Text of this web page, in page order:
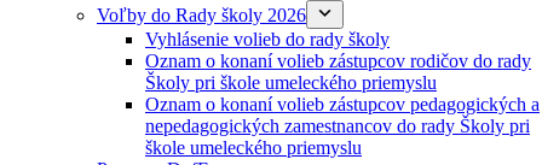
Voľby do Rady školy 2026
Vyhlásenie volieb do rady školy
Oznam o konaní volieb zástupcov rodičov do rady
Školy pri škole umeleckého priemyslu
Oznam o konaní volieb zástupcov pedagogických a
nepedagogických zamestnancov do rady Školy pri
škole umeleckého priemyslu